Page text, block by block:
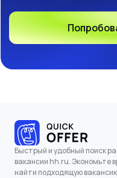
Быстрый и удобный поиск
вакансии hh.ru. Экономьте
найти подходящую